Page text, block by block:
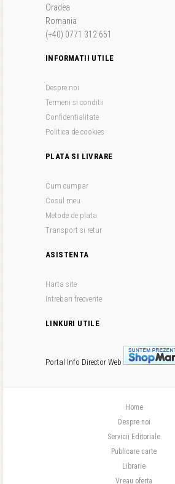
Oradea
Romania
(+40) 0771 312 651
INFORMATII UTILE
Despre noi
Termeni si conditii
Confidentialitate
Politica de cookies
PLATA SI LIVRARE
Cum cumpar
Cosul meu
Metode de plata
Transport si retur
ASISTENTA
Harta site
Intrebari frecvente
LINKURI UTILE
Portal Info Director Web
Home
Despre noi
Servicii Editoriale
Publicare carte
Librarie
Vreau oferta